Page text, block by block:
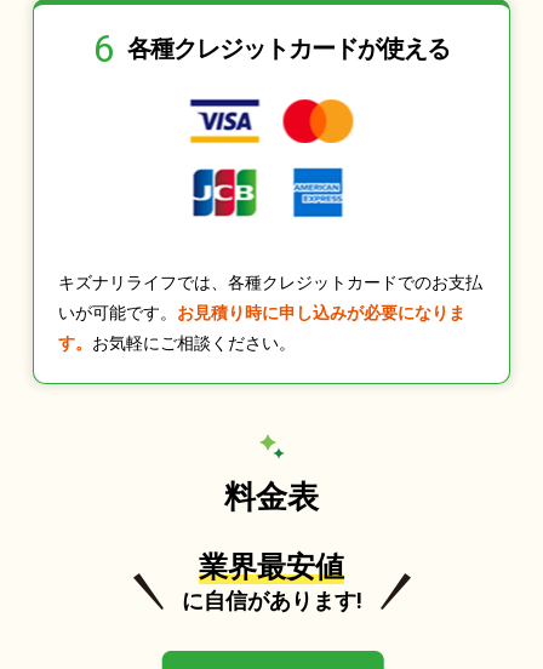
6 各種クレジットカードが使える
キズナリライフでは、各種クレジットカードでのお支払
いが可能です。 お見積り時に申し込みが必要になりま
す。 お気軽にご相談ください。
料金表
業界最安値
に自信があります!